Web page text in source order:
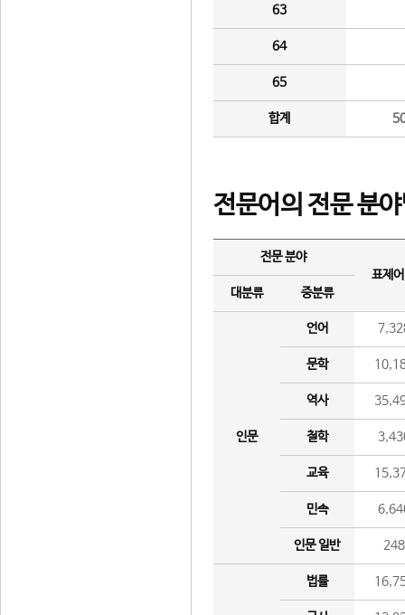
63
64
65
합계
전문어의 전문 분
전문 분야
표제
대분류
중분류
인문
언어
문학
역사
철학
교육
민속
인문 일반 248
법률